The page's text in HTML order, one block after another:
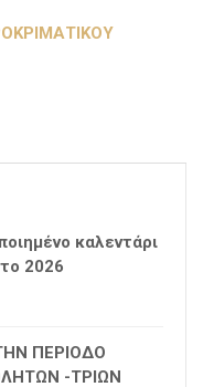
καλεντάρι
2026
ΠΕΡΙΟΔΟ
-ΤΡΙΩΝ